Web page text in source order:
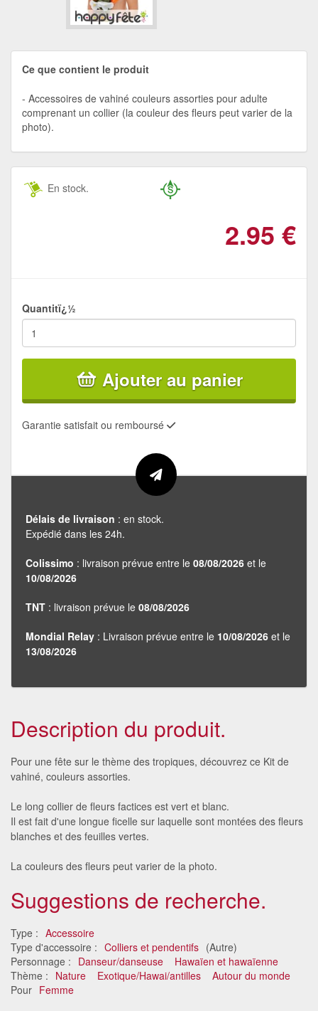
Ce que contient le produit
Accessoires de vahiné couleurs assorties pour adulte
comprenant un collier (la couleur des fleurs peut varier de la
photo).
En stock.
2.95 €
Quantitï¿½
Ajouter au panier
Garantie satisfait ou remboursé
Délais de livraison : en stock.
Expédié dans les 24h.
Colissimo : livraison prévue entre le 08/08/2026 et le
10/08/2026
TNT : livraison prévue le 08/08/2026
Mondial Relay : Livraison prévue entre le 10/08/2026 et le
13/08/2026
Description du produit.
Pour une fête sur le thème des tropiques, découvrez ce Kit de
vahiné, couleurs assorties.
Le long collier de fleurs factices est vert et blanc.
Il est fait d'une longue ficelle sur laquelle sont montées des fleurs
blanches et des feuilles vertes.
La couleurs des fleurs peut varier de la photo.
Suggestions de recherche.
Type : Accessoire
Type d'accessoire : Colliers et pendentifs (Autre)
Personnage : Danseur/danseuse
Hawaïen et hawaïenne
Thème : Nature Exotique/Hawai/antilles
Autour du monde
Pour Femme